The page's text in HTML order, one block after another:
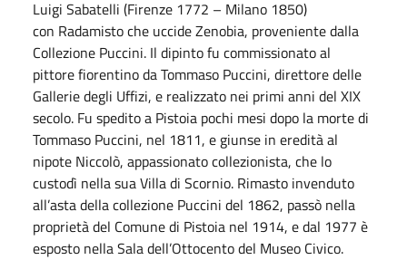
Luigi Sabatelli (Firenze 1772 – Milano 1850)
con Radamisto che uccide Zenobia, proveniente dalla
Collezione Puccini. Il dipinto fu commissionato al
pittore fiorentino da Tommaso Puccini, direttore delle
Gallerie degli Uffizi, e realizzato nei primi anni del XIX
secolo. Fu spedito a Pistoia pochi mesi dopo la morte di
Tommaso Puccini, nel 1811, e giunse in eredità al
nipote Niccolò, appassionato collezionista, che lo
custodì nella sua Villa di Scornio. Rimasto invenduto
all’asta della collezione Puccini del 1862, passò nella
proprietà del Comune di Pistoia nel 1914, e dal 1977 è
esposto nella Sala dell’Ottocento del Museo Civico.